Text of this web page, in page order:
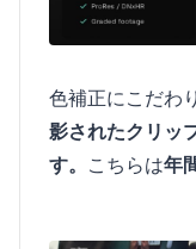
色補正にこだわ
影されたクリッ
す。 こちらは年